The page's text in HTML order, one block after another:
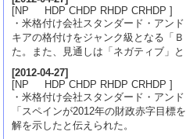
[NP HDP CHDP RHDP CRHDP ]
・米格付け会社スタンダード・アン
キアの格付けをジャンク級となる「
た。また、見通しは「ネガティブ」と
[2012-04-27]
[NP HDP CHDP RHDP CRHDP ]
・米格付け会社スタンダード・アン
「スペインが2012年の財政赤字目標
解を示したと伝えられた。